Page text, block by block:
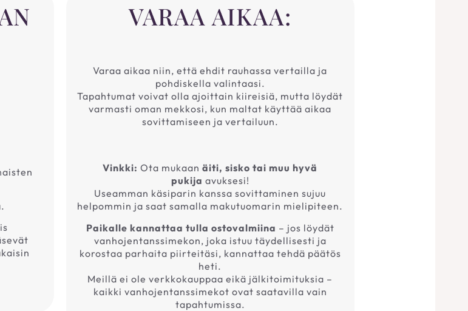
VARAA AIKAA:
Varaa aikaa niin, että ehdit rauhassa vertailla ja
pohdiskella valintaasi.
Tapahtumat voivat olla ajoittain kiireisiä, mutta löydät
varmasti oman mekkosi, kun maltat käyttää aikaa
sovittamiseen ja vertailuun.
Vinkki: Ota mukaanäiti, sisko tai muu hyvä
pukija avuksesi!
Useamman käsiparin kanssa sovittaminen sujuu
helpommin ja saat samalla makutuomarin mielipiteen.
Paikalle kannattaa tulla ostovalmiina – jos löydät
vanhojentanssimekon, joka istuu täydellisesti ja
korostaa parhaita piirteitäsi, kannattaa tehdä päätös
heti.
Meillä ei ole verkkokauppaa eikä jälkitoimituksia –
kaikki vanhojentanssimekot ovat saatavilla vain
tapahtumissa.